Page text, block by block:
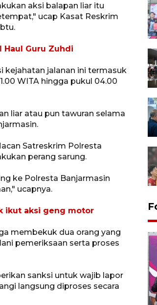
aksi balapan liar itu
ucap Kasat Reskrim
Haul Guru Zuhdi
kejahatan jalanan ini termasuk
WITA hingga pukul 04.00
liar atau pun tawuran selama
Satreskrim Polresta
perang sarung.
ke Polresta Banjarmasin
ucapnya.
ikut aksi geng motor
membekuk dua orang yang
pemeriksaan serta proses
sanksi untuk wajib lapor
langsung diproses secara
DPRD Syahrial hadiri